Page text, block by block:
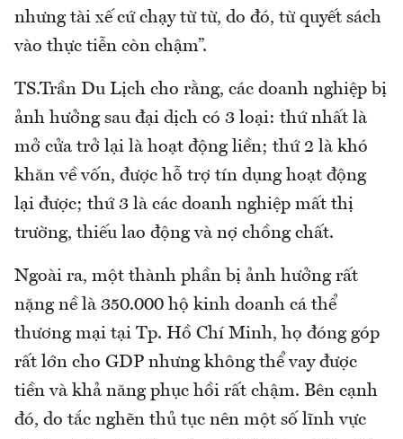
nhưng tài xế cứ chạy từ từ, do đó, từ quyết sách
vào thực tiễn còn chậm”.
TS.Trần Du Lịch cho rằng, các doanh nghiệp bị
ảnh hưởng sau đại dịch có 3 loại: thứ nhất là
mở cửa trở lại là hoạt động liền; thứ 2 là khó
khăn về vốn, được hỗ trợ tín dụng hoạt động
lại được; thứ 3 là các doanh nghiệp mất thị
trường, thiếu lao động và nợ chồng chất.
Ngoài ra, một thành phần bị ảnh hưởng rất
nặng nề là 350.000 hộ kinh doanh cá thể
thương mại tại Tp. Hồ Chí Minh, họ đóng góp
rất lớn cho GDP nhưng không thể vay được
tiền và khả năng phục hồi rất chậm. Bên cạnh
đó, do tắc nghẽn thủ tục nên một số lĩnh vực